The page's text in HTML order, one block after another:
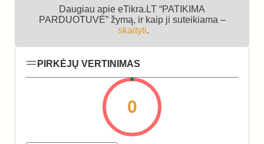
Daugiau apie eTikra.LT “PATIKIMA
PARDUOTUVĖ” žymą, ir kaip ji suteikiama –
skaityti.
PIRKĖJŲ VERTINIMAS
0